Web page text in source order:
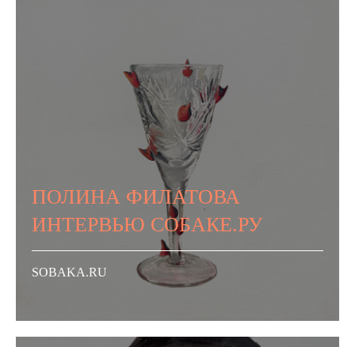
ПОЛИНА ФИЛАТОВА
ИНТЕРВЬЮ СОБАКЕ.РУ
SOBAKA.RU